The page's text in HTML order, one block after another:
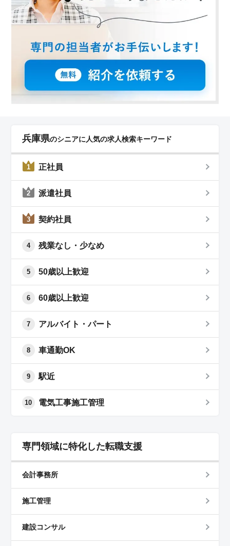
兵庫県のシニアに人気の求人検索キーワード
1 正社員
2 派遣社員
3 契約社員
4 残業なし・少なめ
5 50歳以上歓迎
6 60歳以上歓迎
7 アルバイト・パート
8 車通勤OK
9 駅近
10 電気工事施工管理
専門領域に特化した転職支援
会計事務所
施工管理
建設コンサル